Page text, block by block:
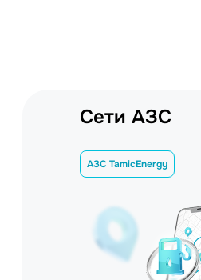
Сети АЗС
АЗС TamicEnergy